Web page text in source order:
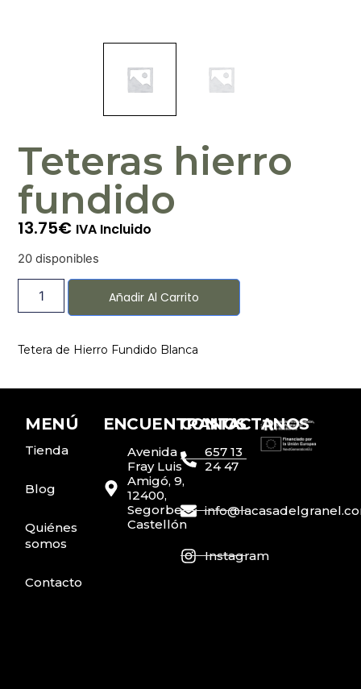
Teteras hierro
fundido
13.75€ IVA Incluido
20 disponibles
Añadir Al Carrito
Tetera de Hierro Fundido Blanca
MENÚ
Tienda
Blog
Quiénes
somos
Contacto
ENCUENTRANOS
Avenida
Fray Luis
Amigó, 9,
12400,
Segorbe,
Castellón
CONTACTANOS
657 13
24 47
Instagram